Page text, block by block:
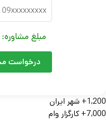
مبلغ مشاوره:
درخواست
1,200+
شهر ایران
7,000+
کارگزار وام